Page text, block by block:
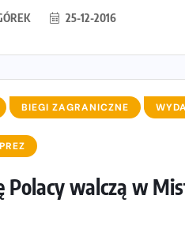
25-12-2016
BIEGI ZAGRANICZNE
Polacy walczą w